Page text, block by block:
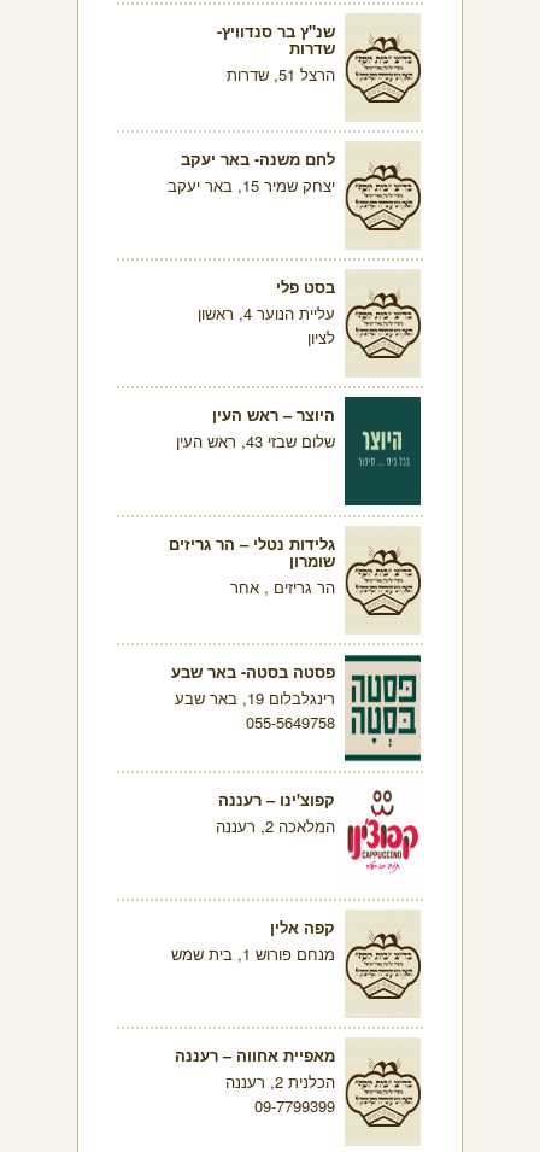
שנ"ץ בר סנדוויץ-
שדרות
הרצל 51, שדרות
לחם משנה- באר יעקב
יצחק שמיר 15, באר יעקב
בסט פלי
עליית הנוער 4, ראשון
לציון
היוצר – ראש העין
שלום שבזי 43, ראש העין
גלידות נטלי – הר גריזים
שומרון
הר גריזים , אחר
פסטה בסטה- באר שבע
רינגלבלום 19, באר שבע
055-5649758
קפוצ'ינו – רעננה
המלאכה 2, רעננה
קפה אלין
מנחם פורוש 1, בית שמש
מאפיית אחווה – רעננה
הכלנית 2, רעננה
09-7799399